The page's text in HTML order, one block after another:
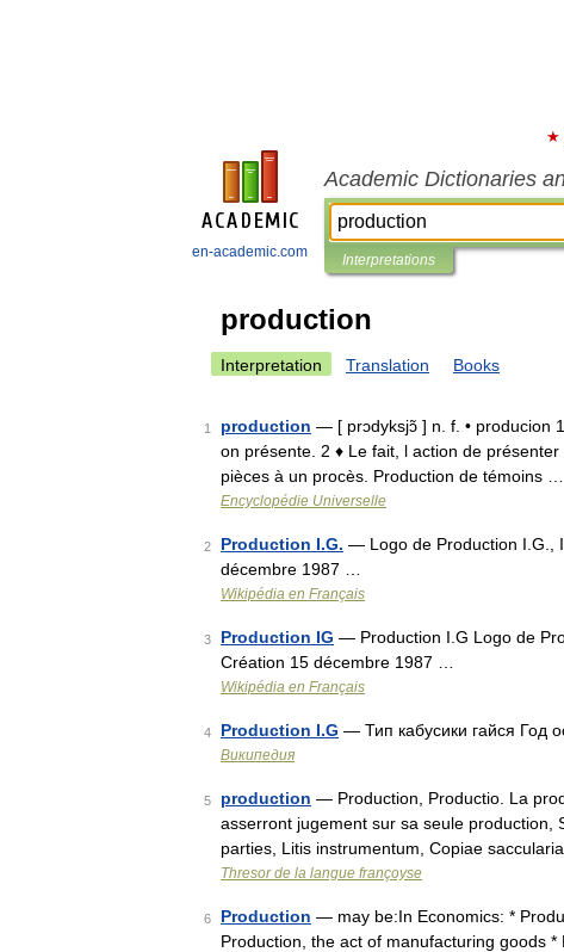
en-academic.com
Academic Dictionaries
Interpretations
production
Interpretation Translation Books
1 production — [ prɔdyksjɔ̃ ] n. f. • producion
on présente. 2 ♦ Le fait, l action de
pièces à un procès. Production de témoins …
Encyclopédie Universelle
2 Production I.G. — Logo de Production I.G.,
décembre 1987 …
Wikipédia en Français
3 Production IG — Production I.G Logo de
Création 15 décembre 1987 …
Wikipédia en Français
4 Production I.G — Тип кабусики гайся Год
Википедия
5 production — Production, Productio. La
asserront jugement sur sa seule production,
parties, Litis instrumentum, Copiae
Thresor de la langue françoyse
6 Production — may be:In Economics: *
Production, the act of manufacturing goods